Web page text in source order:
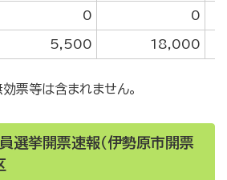
0 0
5,500 18,000
票等は含まれません。
選挙開票速報（伊勢原市開票